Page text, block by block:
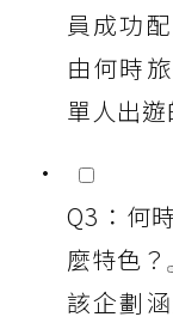
員成功
由何時
單人出遊
Q3：何
麼特色？
該企劃